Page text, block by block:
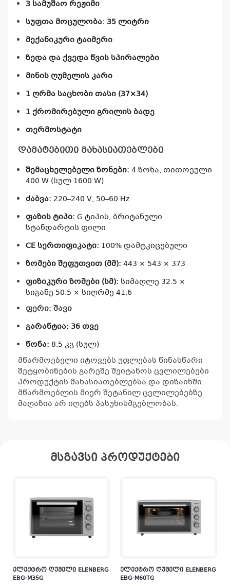
3 სამუშაო რეჟიმი
სუფთა მოცულობა: 35 ლიტრი
მექანიკური ტაიმერი
ზედა და ქვედა წვის სპირალები
მინის ღუმელის კარი
1 ღრმა საცხობი თასი (37×34)
1 ქრომირებული გრილის ბადე
თერმოსტატი
დამატებითი მახასიათებლები
შემაცხელებელი ზონები: 4 ზონა, თითოეული
400 W (სულ 1600 W)
ძაბვა: 220–240 V, 50–60 Hz
ფაზის ტიპი: G ტიპის, ბრიტანული
სტანდარტის ფილი
CE სერთიფიკატი: 100% დამტკიცებული
ზომები შეფუთვით (მმ): 443 × 543 × 373
ფიზიკური ზომები (სმ): სიმაღლე 32.5 ×
სიგანე 50.5 × სიღრმე 41.6
ფერი: შავი
გარანტია: 36 თვე
წონა: 8.5 კგ (სულ)
მწარმოებელი იტოვებს უფლებას წინასწარი
შეტყობინების გარეშე შეიტანოს ცვლილებები
პროდუქტის მახასიათებლებსა და დიზაინში.
მწარმოებლის მიერ შეტანილ ცვლილებებზე
მაღაზია არ იღებს პასუხისმგებლობას.
მსგავსი პროდუქტები
ელექტრო ღუმელი ELENBERG
EBG-M35G
ელექტრო ღუმელი ELENBERG
EBG-M60TG